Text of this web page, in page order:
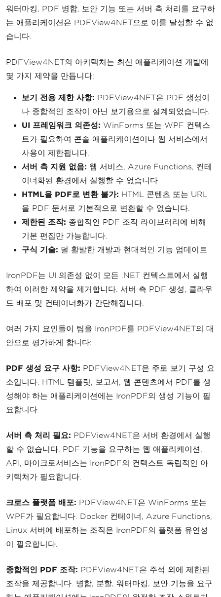
워터마킹, PDF 병합, 보안 기능 또는 서버 측 처리를 요구하
는 애플리케이션은 PDFView4NET으로 이를 달성할 수 없
습니다.
PDFView4NET의 아키텍처는 최신 애플리케이션 개발에
몇 가지 제약을 만듭니다:
보기 전용 제한 사항: PDFView4NET은 PDF 생성이
나 종합적인 조작이 아닌 보기용으로 설계되었습니다.
UI 프레임워크 의존성: WinForms 또는 WPF 컨텍스
트가 필요하여 콘솔 애플리케이션이나 웹 서비스에서
사용이 제한됩니다.
서버 측 지원 없음: 웹 서비스, Azure Functions, 컨테
이너화된 환경에서 실행할 수 없습니다.
HTML을 PDF로 변환 불가: HTML 콘텐츠 또는 URL
을 PDF 문서로 기본적으로 변환할 수 없습니다.
제한된 조작: 종합적인 PDF 조작 라이브러리에 비해
기본 편집만 가능합니다.
구식 기술: 덜 활발한 개발과 현대적인 기능 업데이트
IronPDF는 UI 의존성 없이 모든 .NET 컨텍스트에서 실행
하여 이러한 제약을 제거합니다. 서버 측 PDF 생성, 클라우
드 배포 및 컨테이너화가 간단해집니다.
여러 가지 요인들이 팀을 IronPDF를 PDFView4NET의 대
안으로 평가하게 합니다:
PDF 생성 요구 사항: PDFView4NET은 주로 보기 구성 요
소입니다. HTML 템플릿, 보고서, 웹 콘텐츠에서 PDF를 생
성해야 하는 애플리케이션에는 IronPDF의 생성 기능이 필
요합니다.
서버 측 처리 필요: PDFView4NET은 서버 환경에서 실행
할 수 없습니다. PDF 기능을 요구하는 웹 애플리케이션,
API, 마이크로서비스는 IronPDF의 컨텍스트 독립적인 아
키텍처가 필요합니다.
크로스 플랫폼 배포: PDFView4NET은 WinForms 또는
WPF가 필요합니다. Docker 컨테이너, Azure Functions,
Linux 서버에 배포하는 조직은 IronPDF의 플랫폼 유연성
이 필요합니다.
종합적인 PDF 조작: PDFView4NET은 주석 외에 제한된
조작을 제공합니다. 병합, 분할, 워터마킹, 보안 기능을 요구